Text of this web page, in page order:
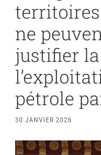
ne
justifier
pétrole
30 JANVIER 2026